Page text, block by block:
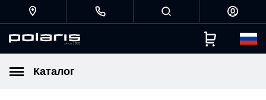
Каталог